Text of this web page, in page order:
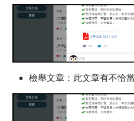
檢舉文章：此文章有不恰當